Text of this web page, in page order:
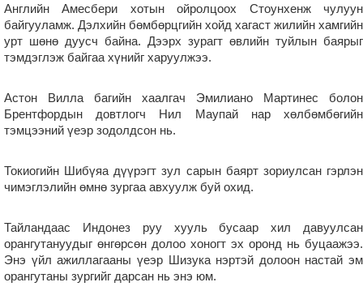
Английн Амесбери хотын ойролцоох Стоунхенж чулуун
байгууламж. Дэлхийн бөмбөрцгийн хойд хагаст жилийн хамгийн
урт шөнө дуусч байна. Дээрх зурагт өвлийн туйлын баярыг
тэмдэглэж байгаа хүнийг харуулжээ.
Астон Вилла багийн хаалгач Эмилиано Мартинес болон
Брентфордын довтлогч Нил Маупай нар хөлбөмбөгийн
тэмцээний үеэр зодолдсон нь.
Токиогийн Шибүяа дүүрэгт зул сарын баярт зориулсан гэрлэн
чимэглэлийн өмнө зургаа авхуулж буй охид.
Тайландаас Индонез руу хууль бусаар хил давуулсан
орангутануудыг өнгөрсөн долоо хоногт эх оронд нь буцаажээ.
Энэ үйл ажиллагааны үеэр Шизука нэртэй долоон настай эм
орангутаны зургийг дарсан нь энэ юм.